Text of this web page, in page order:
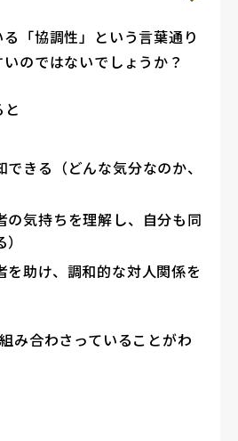
「協調性」という言葉通り
のではないでしょうか？
きる（どんな気分なのか、
の気持ちを理解し、自分も同
を助け、調和的な対人関係を
み合わさっていることがわ